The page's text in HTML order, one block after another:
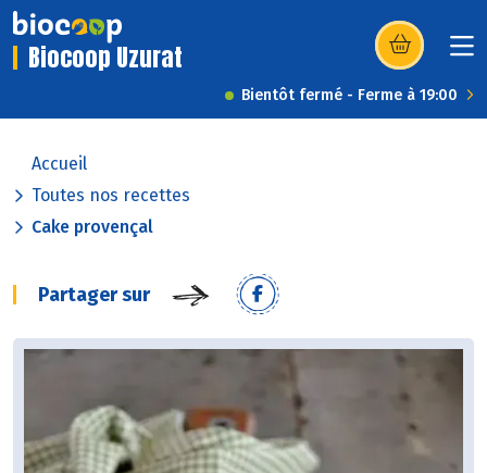
Biocoop Uzurat (s’ouvre dans
Bientôt fermé - Ferme à 19:00
Accueil
Toutes nos recettes
Cake provençal
Partager sur